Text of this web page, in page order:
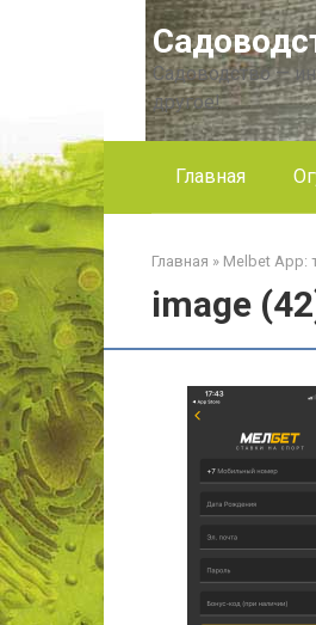
Садоводство —
другое!
Главная
Главная » Melbet App:
image